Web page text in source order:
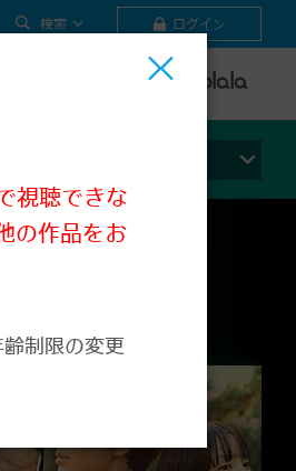
検索 ログイン
ライブ
視聴できな
の作品をお
制限の変更